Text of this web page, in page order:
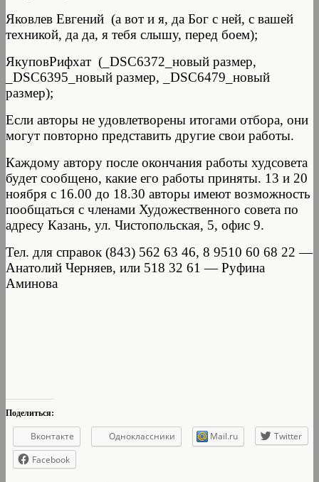
Яковлев Евгений (а вот и я, да Бог с ней, с вашей
техникой, да да, я тебя слышу, перед боем);
ЯкуповРифхат (_DSC6372_новый размер,
_DSC6395_новый размер, _DSC6479_новый
размер);
Если авторы не удовлетворены итогами отбора, они
могут повторно представить другие свои работы.
Каждому автору после окончания работы худсовета
будет сообщено, какие его работы приняты. 13 и 20
ноября с 16.00 до 18.30 авторы имеют возможность
пообщаться с членами Художественного совета по
адресу Казань, ул. Чистопольская, 5, офис 9.
Тел. для справок (843) 562 63 46, 8 9510 60 68 22 —
Анатолий Черняев, или 518 32 61 — Руфина
Аминова
Поделиться:
Вконтакте Одноклассники Mail.ru
Twitter
Facebook